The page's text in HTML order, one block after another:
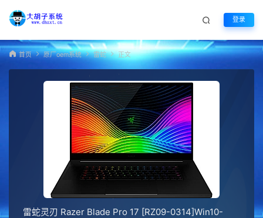
登录
首页 原厂oem系统 雷蛇 正文
雷蛇灵刃 Razer Blade Pro 17 [RZ09-0314]Win10-